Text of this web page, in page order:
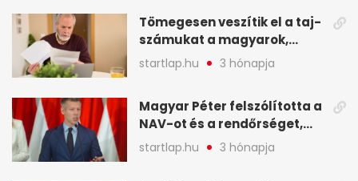
legfontosabb hírei
képekben
Tömegesen veszítik el a taj-
számukat a magyarok,
sokak ellen eljárást indít a
NAV - A hét hírei képekben
startlap.hu 3 hónapja
Magyar Péter felszólította a
NAV-ot és a rendőrséget,
tartóztassák le a NER-es
oligarchákat - A hét
startlap.hu 3 hónapja